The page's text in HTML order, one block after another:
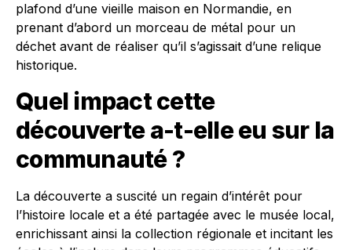
plafond d’une vieille maison en Normandie, en
prenant d’abord un morceau de métal pour un
déchet avant de réaliser qu’il s’agissait d’une relique
historique.
Quel impact cette
découverte a-t-elle eu sur la
communauté ?
La découverte a suscité un regain d’intérêt pour
l’histoire locale et a été partagée avec le musée local,
enrichissant ainsi la collection régionale et incitant les